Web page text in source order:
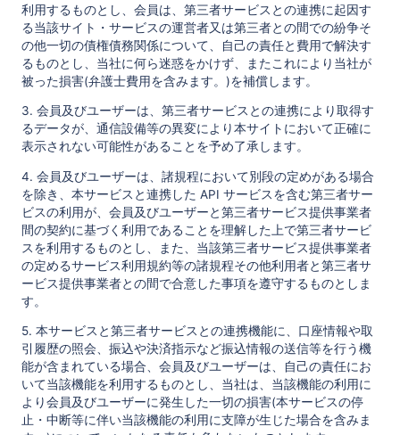
利用するものとし、会員は、第三者サービスとの連携に起因す
る当該サイト・サービスの運営者又は第三者との間での紛争そ
の他一切の債権債務関係について、自己の責任と費用で解決す
るものとし、当社に何ら迷惑をかけず、またこれにより当社が
被った損害(弁護士費用を含みます。)を補償します。
3. 会員及びユーザーは、第三者サービスとの連携により取得す
るデータが、通信設備等の異変により本サイトにおいて正確に
表示されない可能性があることを予め了承します。
4. 会員及びユーザーは、諸規程において別段の定めがある場合
を除き、本サービスと連携した API サービスを含む第三者サー
ビスの利用が、会員及びユーザーと第三者サービス提供事業者
間の契約に基づく利用であることを理解した上で第三者サービ
スを利用するものとし、また、当該第三者サービス提供事業者
の定めるサービス利用規約等の諸規程その他利用者と第三者サ
ービス提供事業者との間で合意した事項を遵守するものとしま
す。
5. 本サービスと第三者サービスとの連携機能に、口座情報や取
引履歴の照会、振込や決済指示など振込情報の送信等を行う機
能が含まれている場合、会員及びユーザーは、自己の責任にお
いて当該機能を利用するものとし、当社は、当該機能の利用に
より会員及びユーザーに発生した一切の損害(本サービスの停
止・中断等に伴い当該機能の利用に支障が生じた場合を含みま